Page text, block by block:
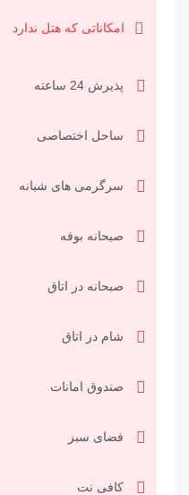
امکاناتی که هتل ندارد
پذیرش 24 ساعته
ساحل اختصاصی
سرگرمی های شبانه
صبحانه بوفه
صبحانه در اتاق
شام در اتاق
صندوق امانات
فضای سبز
کافی نت